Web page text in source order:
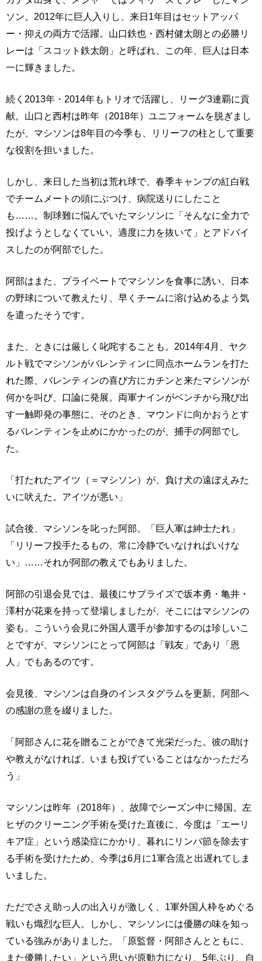
ソン。2012年に巨人入りし、来日1年目はセットアッパ
ー・抑えの両方で活躍。山口鉄也・西村健太朗との必勝リ
レーは「スコット鉄太朗」と呼ばれ、この年、巨人は日本
一に輝きました。
続く2013年・2014年もトリオで活躍し、リーグ3連覇に貢
献。山口と西村は昨年（2018年）ユニフォームを脱ぎまし
たが、マシソンは8年目の今季も、リリーフの柱として重要
な役割を担いました。
しかし、来日した当初は荒れ球で、春季キャンプの紅白戦
でチームメートの頭にぶつけ、病院送りにしたこと
も……。制球難に悩んでいたマシソンに「そんなに全力で
投げようとしなくていい。適度に力を抜いて」とアドバイ
スしたのが阿部でした。
阿部はまた、プライベートでマシソンを食事に誘い、日本
の野球について教えたり、早くチームに溶け込めるよう気
を遣ったそうです。
また、ときには厳しく叱咤することも。2014年4月、ヤク
ルト戦でマシソンがバレンティンに同点ホームランを打た
れた際、バレンティンの喜び方にカチンと来たマシソンが
何かを叫び、口論に発展。両軍ナインがベンチから飛び出
す一触即発の事態に。そのとき、マウンドに向かおうとす
るバレンティンを止めにかかったのが、捕手の阿部でし
た。
「打たれたアイツ（＝マシソン）が、負け犬の遠ぼえみた
いに吠えた。アイツが悪い」
試合後、マシソンを叱った阿部。「巨人軍は紳士たれ」
「リリーフ投手たるもの、常に冷静でいなければいけな
い」……それが阿部の教えでもありました。
阿部の引退会見では、最後にサプライズで坂本勇・亀井・
澤村が花束を持って登場しましたが、そこにはマシソンの
姿も。こういう会見に外国人選手が参加するのは珍しいこ
とですが、マシソンにとって阿部は「戦友」であり「恩
人」でもあるのです。
会見後、マシソンは自身のインスタグラムを更新。阿部へ
の感謝の意を綴りました。
「阿部さんに花を贈ることができて光栄だった。彼の助け
や教えがなければ、いまも投げていることはなかっただろ
う」
マシソンは昨年（2018年）、故障でシーズン中に帰国。左
ヒザのクリーニング手術を受けた直後に、今度は「エーリ
キア症」という感染症にかかり、暮れにリンパ節を除去す
る手術を受けたため、今季は6月に1軍合流と出遅れてしま
いました。
ただでさえ助っ人の出入りが激しく、1軍外国人枠をめぐる
戦いも熾烈な巨人。しかし、マシソンには優勝の味を知っ
ている強みがありました。「原監督・阿部さんとともに、
また優勝したい」という思いが原動力になり、5年ぶり、自